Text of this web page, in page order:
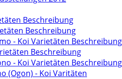
Beschreibung
Beschreibung
- Koi Varietäten Beschreibung
Beschreibung
- Koi Varietäten Beschreibung
(Ogon) - Koi Varitäten